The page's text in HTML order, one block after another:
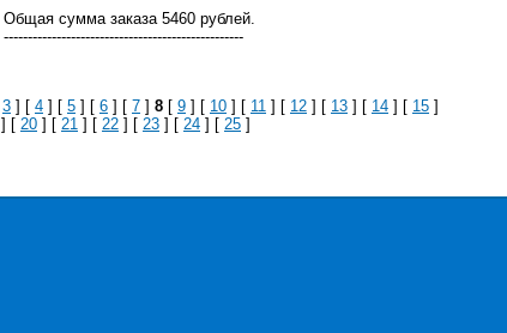
Общая сумма заказа 5460 рублей.
--------------------------------------------------
3 ] [ 4 ] [ 5 ] [ 6 ] [ 7 ] 8 [ 9 ] [ 10 ] [ 11 ] [ 12 ] [ 13 ] [ 14 ] [ 15 ]
] [ 20 ] [ 21 ] [ 22 ] [ 23 ] [ 24 ] [ 25 ]